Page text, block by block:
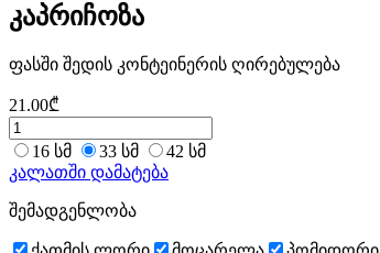
კაპრიჩოზა
ფასში შედის კონტეინერის ღირებულება
21.00₾
16 სმ 33 სმ
42 სმ
კალათში დამატება
შემადგენლობა